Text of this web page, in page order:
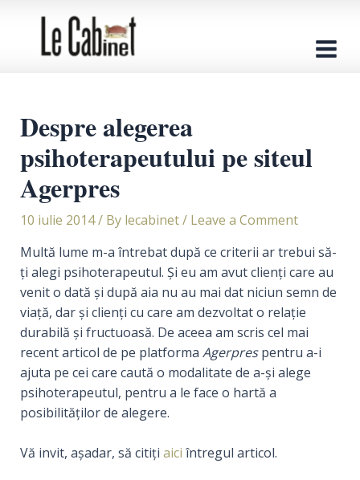
content
Main
Despre alegerea
psihoterapeutului pe siteul
Agerpres
10 iulie 2014/ By lecabinet/ Leave a Comment
Multă lume m-a întrebat după ce criterii ar trebui să-
ţi alegi psihoterapeutul. Şi eu am avut clienţi care au
venit o dată şi după aia nu au mai dat niciun semn de
viaţă, dar şi clienţi cu care am dezvoltat o relaţie
durabilă şi fructuoasă. De aceea am scris cel mai
recent articol de pe platforma Agerprespentru a-i
ajuta pe cei care caută o modalitate de a-şi alege
psihoterapeutul, pentru a le face o hartă a
posibilităţilor de alegere.
Vă invit, aşadar, să citiţi aici întregul articol.